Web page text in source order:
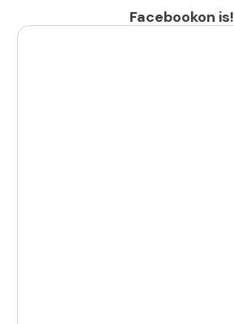
Facebookon is!